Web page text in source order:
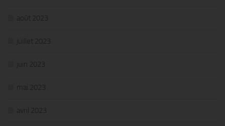
août 2023
juillet 2023
juin 2023
mai 2023
avril 2023